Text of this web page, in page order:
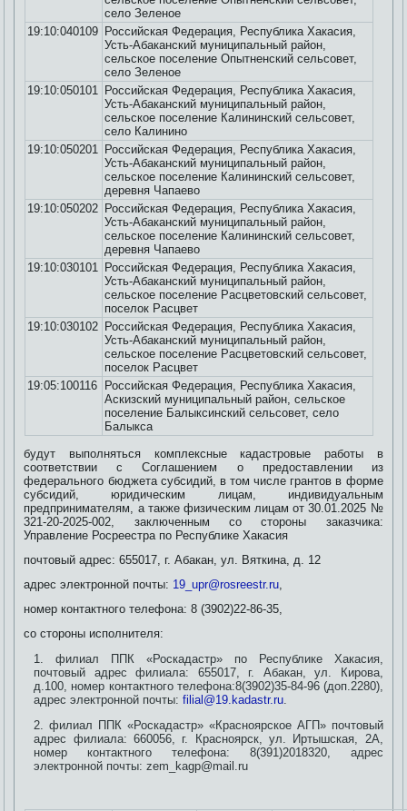
село Зеленое
19:10:040109 Российская Федерация, Республика Хакасия,
Усть-Абаканский муниципальный район,
сельское поселение Опытненский сельсовет,
село Зеленое
19:10:050101 Российская Федерация, Республика Хакасия,
Усть-Абаканский муниципальный район,
сельское поселение Калининский сельсовет,
село Калинино
19:10:050201 Российская Федерация, Республика Хакасия,
Усть-Абаканский муниципальный район,
сельское поселение Калининский сельсовет,
деревня Чапаево
19:10:050202 Российская Федерация, Республика Хакасия,
Усть-Абаканский муниципальный район,
сельское поселение Калининский сельсовет,
деревня Чапаево
19:10:030101 Российская Федерация, Республика Хакасия,
Усть-Абаканский муниципальный район,
сельское поселение Расцветовский сельсовет,
поселок Расцвет
19:10:030102 Российская Федерация, Республика Хакасия,
Усть-Абаканский муниципальный район,
сельское поселение Расцветовский сельсовет,
поселок Расцвет
19:05:100116
Российская Федерация, Республика Хакасия,
Аскизский муниципальный район, сельское
поселение Балыксинский сельсовет, село
Балыкса
будут выполняться комплексные кадастровые работы в
соответствии с Соглашением о предоставлении из
федерального бюджета субсидий, в том числе грантов в форме
субсидий, юридическим лицам, индивидуальным
предпринимателям, а также физическим лицам от 30.01.2025 №
321-20-2025-002, заключенным со стороны заказчика:
Управление Росреестра по Республике Хакасия
почтовый адрес: 655017, г. Абакан, ул. Вяткина, д. 12
адрес электронной почты: 19_upr@rosreestr.ru,
номер контактного телефона: 8 (3902)22-86-35,
со стороны исполнителя:
филиал ППК «Роскадастр» по Республике Хакасия,
почтовый адрес филиала: 655017, г. Абакан, ул. Кирова,
д.100, номер контактного телефона:8(3902)35-84-96 (доп.2280),
адрес электронной почты:filial@19.kadastr.ru.
филиал ППК «Роскадастр» «Красноярское АГП» почтовый
адрес филиала: 660056, г. Красноярск, ул. Иртышская, 2А,
номер контактного телефона: 8(391)2018320, адрес
электронной почты: zem_kagp@mail.ru